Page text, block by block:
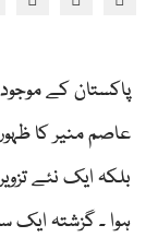
پاکستان کے
عاصم منیر کا
ہوا ۔ گزشتہ ایک